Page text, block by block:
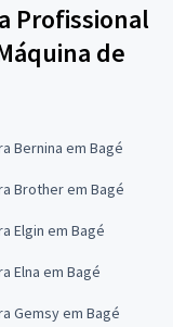
Profissional
de
Bernina em Bagé
Brother em Bagé
Elgin em Bagé
Elna em Bagé
Gemsy em Bagé